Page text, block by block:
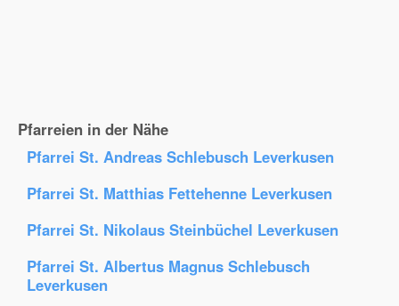
Pfarreien in der Nähe
Pfarrei St. Andreas Schlebusch Leverkusen
Pfarrei St. Matthias Fettehenne Leverkusen
Pfarrei St. Nikolaus Steinbüchel Leverkusen
Pfarrei St. Albertus Magnus Schlebusch
Leverkusen